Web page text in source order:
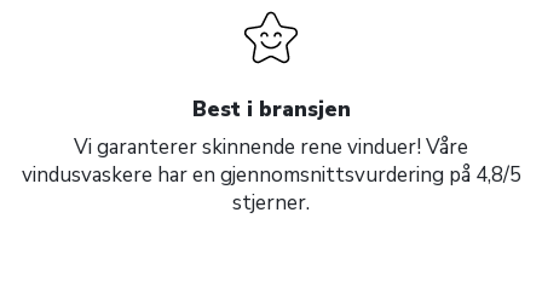
Best i bransjen
Vi garanterer skinnende rene vinduer! Våre
vindusvaskere har en gjennomsnittsvurdering på 4,8/5
stjerner.